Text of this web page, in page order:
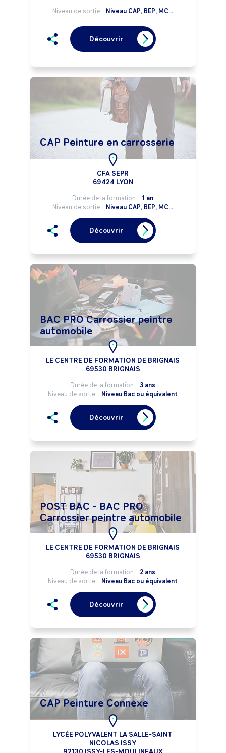
Niveau de sortie : Niveau CAP, BEP, MC...
Découvrir
CAP Peinture en carrosserie
CFA SEPR
69424 LYON
Durée de la formation : 1 an
Niveau de sortie : Niveau CAP, BEP, MC...
Découvrir
BAC PRO Carrossier peintre
automobile
LE CENTRE DE FORMATION DE BRIGNAIS
69530 BRIGNAIS
Durée de la formation : 3 ans
Niveau de sortie : Niveau Bac ou équivalent
Découvrir
POST BAC - BAC PRO
Carrossier peintre automobile
LE CENTRE DE FORMATION DE BRIGNAIS
69530 BRIGNAIS
Durée de la formation : 2 ans
Niveau de sortie : Niveau Bac ou équivalent
Découvrir
CAP Peinture Connexe
LYCÉE POLYVALENT LA SALLE-SAINT
NICOLAS ISSY